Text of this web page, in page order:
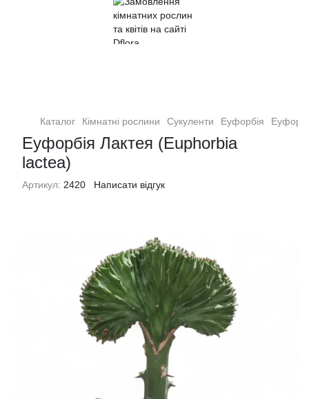
Кімнатні рослини та квіти
Каталог Кімнатні рослини Сукуленти Еуфорбія
Еуфорбія Лактея (Euphorbia
lactea)
Артикул: 2420 Написати відгук